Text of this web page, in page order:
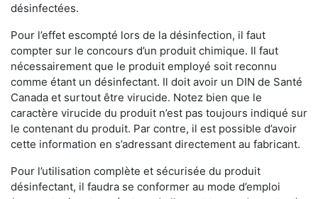
désinfectées.
Pour l’effet escompté lors de la désinfection, il faut
compter sur le concours d’un produit chimique. Il faut
nécessairement que le produit employé soit reconnu
comme étant un désinfectant. Il doit avoir un DIN de Santé
Canada et surtout être virucide. Notez bien que le
caractère virucide du produit n’est pas toujours indiqué sur
le contenant du produit. Par contre, il est possible d’avoir
cette information en s’adressant directement au fabricant.
Pour l’utilisation complète et sécurisée du produit
désinfectant, il faudra se conformer au mode d’emploi